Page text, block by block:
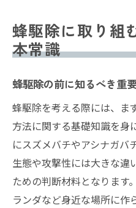
蜂駆除に取り組
本常識
蜂駆除の前に知るべき重
蜂駆除を考える際には、ま
方法に関する基礎知識を身
にスズメバチやアシナガバ
生態や攻撃性には大きな違
ための判断材料となります
ランダなど身近な場所に作